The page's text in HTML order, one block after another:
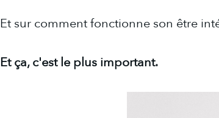
Et sur comment fonctionne son être
Et ça, c'est le plus important.